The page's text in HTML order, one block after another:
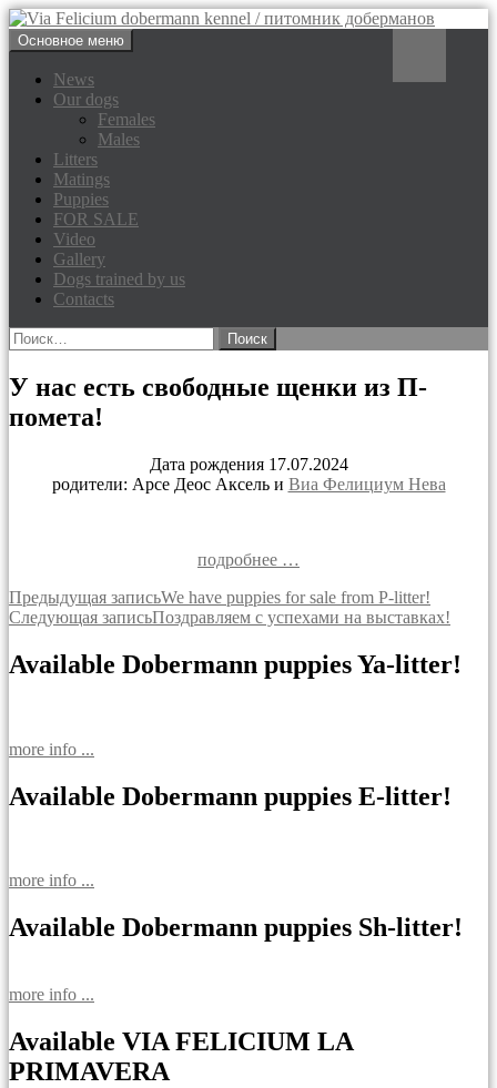
Via Felicium dobermann
kennel / питомник доберманов
Основное меню
к
News
Our dogs
Females
Males
Litters
Matings
Puppies
FOR SALE
Video
Gallery
Dogs trained by us
Contacts
Найти:
У нас есть свободные щенки из П-
помета!
Дата рождения 17.07.2024
родители: Арсе Деос Аксель и Виа Фелициум Нева
подробнее …
Навигация
по
записям
Предыдущая записьWe have puppies for sale from P-litter!
Следующая записьПоздравляем с успехами на выставках!
Available Dobermann puppies Ya-litter!
more info ...
Available Dobermann puppies E-litter!
more info ...
Available Dobermann puppies Sh-litter!
more info ...
Available VIA FELICIUM LA
PRIMAVERA